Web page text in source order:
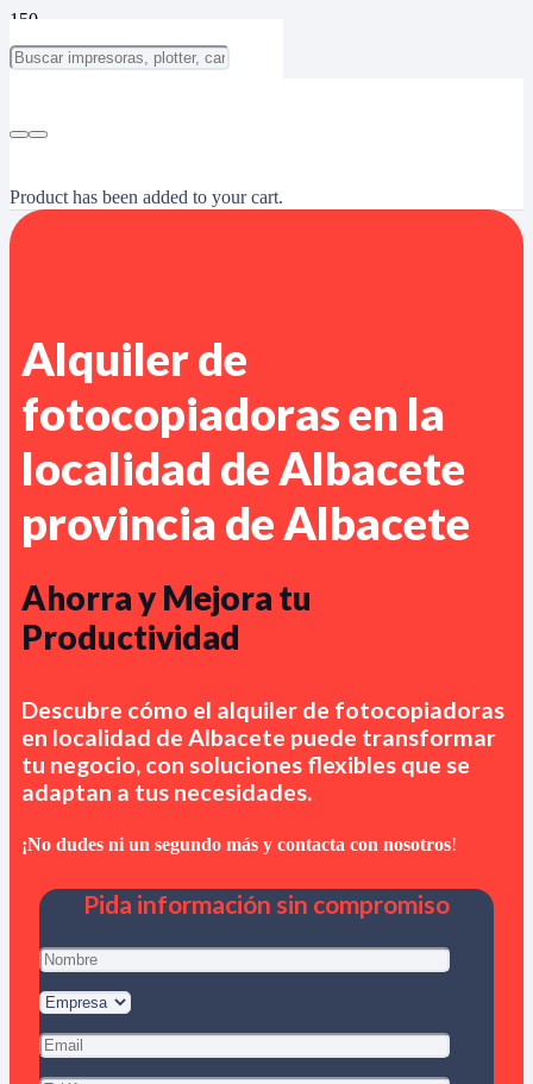
Product has been added to your cart.
Alquiler de
fotocopiadoras en la
localidad de Albacete
provincia de Albacete
Ahorra y Mejora tu
Productividad
Descubre cómo el alquiler de fotocopiadoras
en localidad de Albacete puede transformar
tu negocio, con soluciones flexibles que se
adaptan a tus necesidades.
¡No dudes ni un segundo más y contacta con nosotros!
Pida información sin compromiso